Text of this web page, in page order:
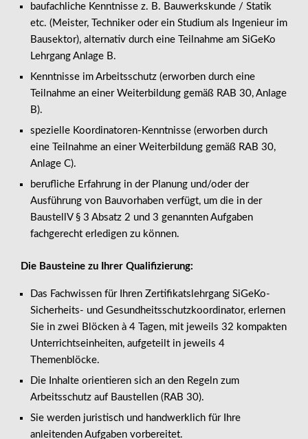
baufachliche Kenntnisse z. B. Bauwerkskunde / Statik
etc. (Meister, Techniker oder ein Studium als Ingenieur im
Bausektor), alternativ durch eine Teilnahme am SiGeKo
Lehrgang Anlage B.
Kenntnisse im Arbeitsschutz (erworben durch eine
Teilnahme an einer Weiterbildung gemäß RAB 30, Anlage
B).
spezielle Koordinatoren-Kenntnisse (erworben durch
eine Teilnahme an einer Weiterbildung gemäß RAB 30,
Anlage C).
berufliche Erfahrung in der Planung und/oder der
Ausführung von Bauvorhaben verfügt, um die in der
BaustellV § 3 Absatz 2 und 3 genannten Aufgaben
fachgerecht erledigen zu können.
Die Bausteine zu Ihrer Qualifizierung:
Das Fachwissen für Ihren Zertifikatslehrgang SiGeKo-
Sicherheits- und Gesundheitsschutzkoordinator, erlernen
Sie in zwei Blöcken à 4 Tagen, mit jeweils 32 kompakten
Unterrichtseinheiten, aufgeteilt in jeweils 4
Themenblöcke.
Die Inhalte orientieren sich an den Regeln zum
Arbeitsschutz auf Baustellen (RAB 30).
Sie werden juristisch und handwerklich für Ihre
anleitenden Aufgaben vorbereitet.